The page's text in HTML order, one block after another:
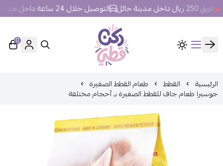
مدينة حائل التوصيل خلال 24 ساعة داخل مدينة حائل.
ركن قطي
0
الرئيسية القطط طعام القطط الصغيرة
جوسيرا طعام جاف للقطط الصغيرة بـ أحجام مختلفة